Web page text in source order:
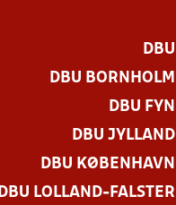
DBU
DBU BORNHOLM
DBU FYN
DBU JYLLAND
DBU KØBENHAVN
DBU LOLLAND-FALSTER